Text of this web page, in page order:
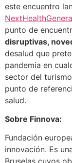
este encuentro
punto de
disruptivas,
desalud que
pandemia en
sector del
punto de
salud.
Sobre Finnova:
Fundación
innovación. Es